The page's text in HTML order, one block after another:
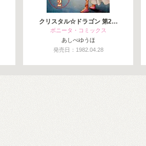
クリスタル☆ドラゴン 第2…
ボニータ・コミックス
あしべゆうほ
発売日：1982.04.28